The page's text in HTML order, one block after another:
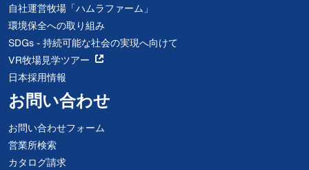
自社運営牧場「ハムラファーム」
環境保全への取り組み
SDGs - 持続可能な社会の実現へ向けて
VR牧場見学ツアー
日本採用情報
お問い合わせ
お問い合わせフォーム
営業所検索
カタログ請求